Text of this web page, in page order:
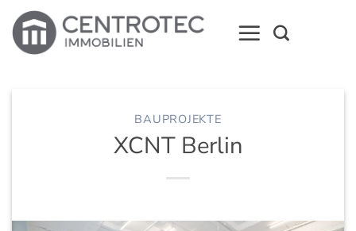
Zum
Inhalt
BAUPROJEKTE
XCNT Berlin